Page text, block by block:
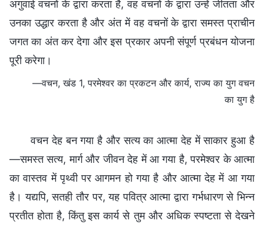
अगुवाई वचनों के द्वारा करता है, वह वचनों के द्वारा उन्हें जीतता और
उनका उद्धार करता है और अंत में वह वचनों के द्वारा समस्त प्राचीन
जगत का अंत कर देगा और इस प्रकार अपनी संपूर्ण प्रबंधन योजना
पूरी करेगा।
—वचन, खंड 1, परमेश्वर का प्रकटन और कार्य, राज्य का युग वचन
का युग है
वचन देह बन गया है और सत्य का आत्मा देह में साकार हुआ है
—समस्त सत्य, मार्ग और जीवन देह में आ गया है, परमेश्वर के आत्मा
का वास्तव में पृथ्वी पर आगमन हो गया है और आत्मा देह में आ गया
है। यद्यपि, सतही तौर पर, यह पवित्र आत्मा द्वारा गर्भधारण से भिन्न
प्रतीत होता है, किंतु इस कार्य से तुम और अधिक स्पष्टता से देखने